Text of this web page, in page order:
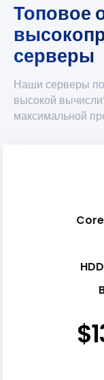
Топовое
серверы
Наши серверы
высокой
максимальной